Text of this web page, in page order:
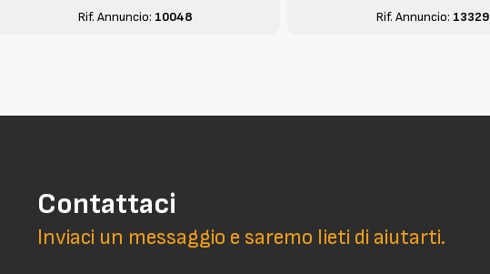
Rif. Annuncio: 10048 Rif. Annuncio: 13329
Contattaci
Inviaci un messaggio e saremo lieti di aiutarti.